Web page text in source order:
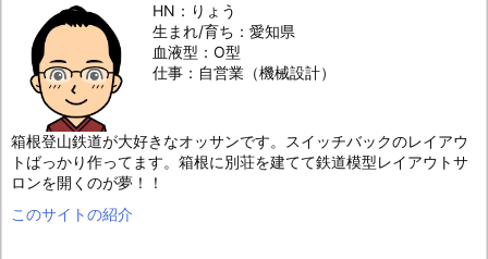
HN：りょう
生まれ/育ち：愛知県
血液型：O型
仕事：自営業（機械設計）
箱根登山鉄道が大好きなオッサンです。スイッチバックのレイアウ
トばっかり作ってます。箱根に別荘を建てて鉄道模型レイアウトサ
ロンを開くのが夢！！
このサイトの紹介